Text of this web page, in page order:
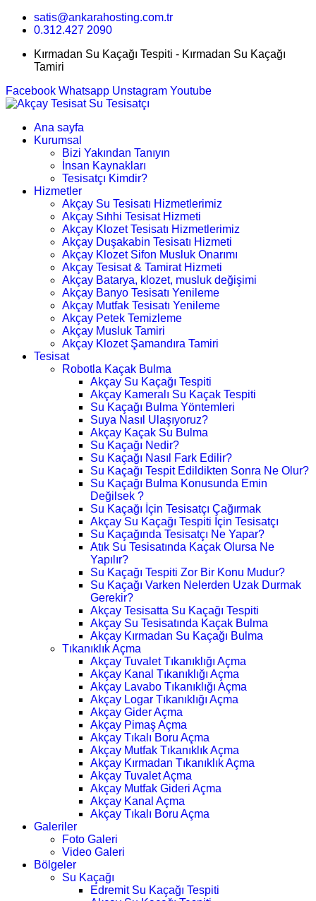
satis@ankarahosting.com.tr
0.312.427 2090
Kırmadan Su Kaçağı Tespiti - Kırmadan Su Kaçağı
Tamiri
Facebook Whatsapp Unstagram Youtube
Ana sayfa
Kurumsal
Bizi Yakından Tanıyın
İnsan Kaynakları
Tesisatçı Kimdir?
Hizmetler
Akçay Su Tesisatı Hizmetlerimiz
Akçay Sıhhi Tesisat Hizmeti
Akçay Klozet Tesisatı Hizmetlerimiz
Akçay Duşakabin Tesisatı Hizmeti
Akçay Klozet Sifon Musluk Onarımı
Akçay Tesisat & Tamirat Hizmeti
Akçay Batarya, klozet, musluk değişimi
Akçay Banyo Tesisatı Yenileme
Akçay Mutfak Tesisatı Yenileme
Akçay Petek Temizleme
Akçay Musluk Tamiri
Akçay Klozet Şamandıra Tamiri
Tesisat
Robotla Kaçak Bulma
Akçay Su Kaçağı Tespiti
Akçay Kameralı Su Kaçak Tespiti
Su Kaçağı Bulma Yöntemleri
Suya Nasıl Ulaşıyoruz?
Akçay Kaçak Su Bulma
Su Kaçağı Nedir?
Su Kaçağı Nasıl Fark Edilir?
Su Kaçağı Tespit Edildikten Sonra Ne Olur?
Su Kaçağı Bulma Konusunda Emin
Değilsek ?
Su Kaçağı İçin Tesisatçı Çağırmak
Akçay Su Kaçağı Tespiti İçin Tesisatçı
Su Kaçağında Tesisatçı Ne Yapar?
Atık Su Tesisatında Kaçak Olursa Ne
Yapılır?
Su Kaçağı Tespiti Zor Bir Konu Mudur?
Su Kaçağı Varken Nelerden Uzak Durmak
Gerekir?
Akçay Tesisatta Su Kaçağı Tespiti
Akçay Su Tesisatında Kaçak Bulma
Akçay Kırmadan Su Kaçağı Bulma
Tıkanıklık Açma
Akçay Tuvalet Tıkanıklığı Açma
Akçay Kanal Tıkanıklığı Açma
Akçay Lavabo Tıkanıklığı Açma
Akçay Logar Tıkanıklığı Açma
Akçay Gider Açma
Akçay Pimaş Açma
Akçay Tıkalı Boru Açma
Akçay Mutfak Tıkanıklık Açma
Akçay Kırmadan Tıkanıklık Açma
Akçay Tuvalet Açma
Akçay Mutfak Gideri Açma
Akçay Kanal Açma
Akçay Tıkalı Boru Açma
Galeriler
Foto Galeri
Video Galeri
Bölgeler
Su Kaçağı
Edremit Su Kaçağı Tespiti